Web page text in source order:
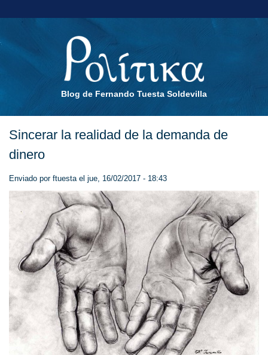
Blog de Fernando Tuesta Soldevilla
Sincerar la realidad de la demanda de
dinero
Enviado por ftuestael jue, 16/02/2017 - 18:43